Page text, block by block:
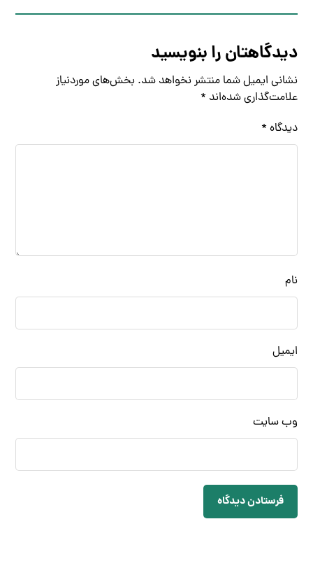
دیدگاهتان را بنویسید
نشانی ایمیل شما منتشر نخواهد شد. بخش‌های موردنیاز
علامت‌گذاری شده‌اند *
دیدگاه *
نام
ایمیل
وب‌ سایت
فرستادن دیدگاه